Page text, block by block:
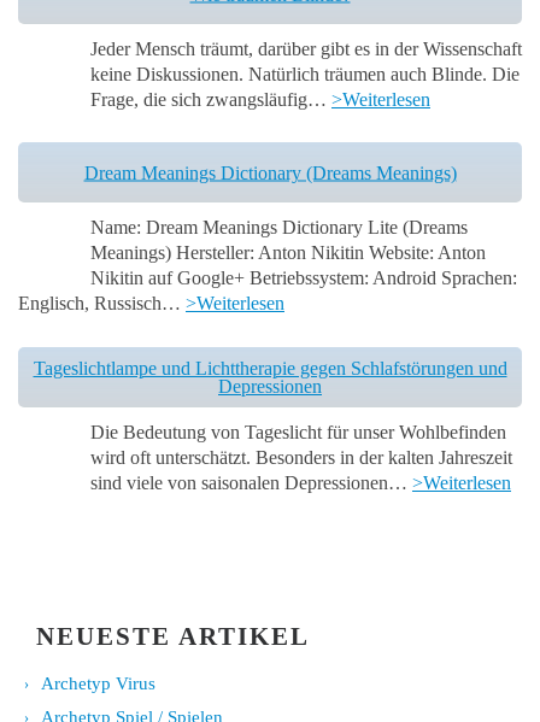
Jeder Mensch träumt, darüber gibt es in der Wissenschaft
keine Diskussionen. Natürlich träumen auch Blinde. Die
Frage, die sich zwangsläufig… >Weiterlesen
Dream Meanings Dictionary (Dreams Meanings)
Name: Dream Meanings Dictionary Lite (Dreams
Meanings) Hersteller: Anton Nikitin Website: Anton
Nikitin auf Google+ Betriebssystem: Android Sprachen:
Englisch, Russisch… >Weiterlesen
Tageslichtlampe und Lichttherapie gegen Schlafstörungen und
Depressionen
Die Bedeutung von Tageslicht für unser Wohlbefinden
wird oft unterschätzt. Besonders in der kalten Jahreszeit
sind viele von saisonalen Depressionen… >Weiterlesen
NEUESTE ARTIKEL
Archetyp Virus
Archetyp Spiel / Spielen